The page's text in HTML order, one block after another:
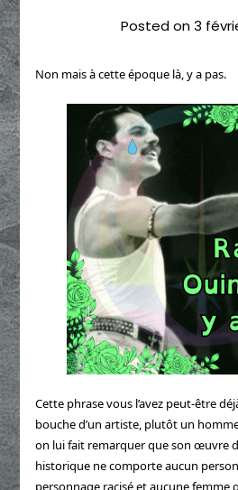
Posted on3
Non mais à cette époque là, y a pas.
Cette phrase vous l’avez peut-être
bouche d’un artiste, plutôt un
on lui fait remarquer que son œuvre
historique ne comporte aucun
personnage racisé et aucune femme